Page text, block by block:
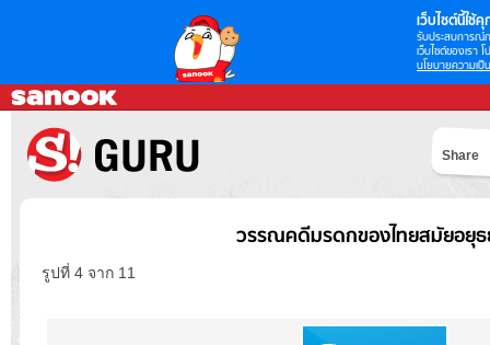
เว็บไซต์นี้ใช้คุ
รับประสบการณ์
เว็บไซต์ของเรา
นโยบายความเป็
Share
วรรณคดีมรดกของไทยสมัยอยุ
รูปที่ 4 จาก 11